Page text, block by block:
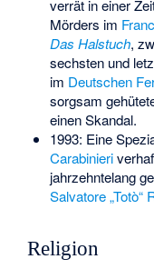
verrät in einer
Mörders im
Das Halstuch,
sechsten und
im Deutschen
sorgsam
einen Skandal.
1993: Eine
Carabinieri
jahrzehntelang
Salvatore „Totò“
Religion